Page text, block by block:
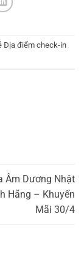
Địa điểm check-in
Âm Dương Nhật
Hãng – Khuyến
Mãi 30/4